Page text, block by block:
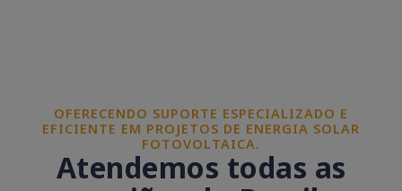
OFERECENDO SUPORTE ESPECIALIZADO E
EFICIENTE EM PROJETOS DE ENERGIA SOLAR
FOTOVOLTAICA.
Atendemos todas as